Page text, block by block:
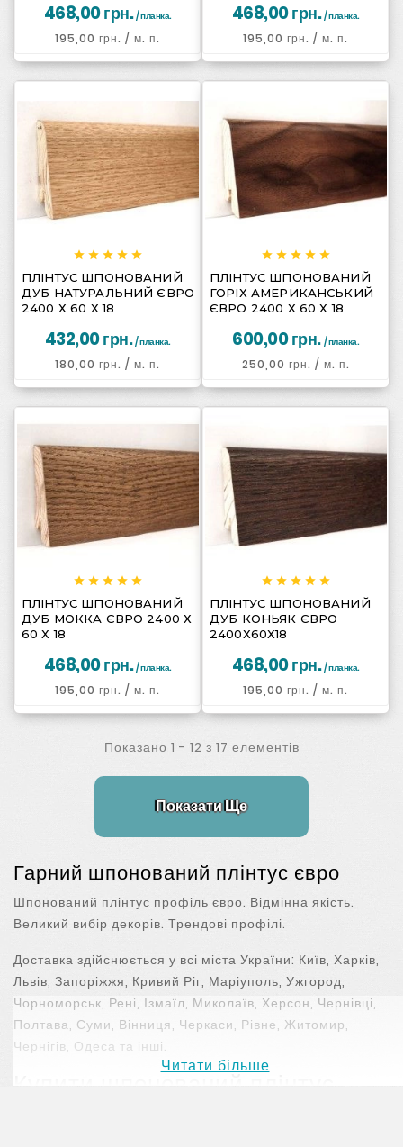
468,00 грн. / планка.
195,00 грн. / м. п.
468,00 грн. / планка.
195,00 грн. / м. п.
  
    
ПЛІНТУС ШПОНОВАНИЙ
ДУБ НАТУРАЛЬНИЙ ЄВРО
2400 Х 60 Х 18
432,00 грн. / планка.
180,00 грн. / м. п.
  
    
ПЛІНТУС ШПОНОВАНИЙ
ГОРІХ АМЕРИКАНСЬКИЙ
ЄВРО 2400 Х 60 Х 18
600,00 грн. / планка.
250,00 грн. / м. п.
  
    
ПЛІНТУС ШПОНОВАНИЙ
ДУБ МОККА ЄВРО 2400 Х
60 Х 18
468,00 грн. / планка.
195,00 грн. / м. п.
  
    
ПЛІНТУС ШПОНОВАНИЙ
ДУБ КОНЬЯК ЄВРО
2400Х60Х18
468,00 грн. / планка.
195,00 грн. / м. п.
Показано 1 - 12 з 17 елементів
Показати Ще
Гарний шпонований плінтус євро
Шпонований плінтус профіль євро. Відмінна якість.
Великий вибір декорів. Трендові профілі.
Доставка здійснюється у всі міста України: Київ, Харків,
Львів, Запоріжжя, Кривий Ріг, Маріуполь, Ужгород,
Чорноморськ, Рені, Ізмаїл, Миколаїв, Херсон, Чернівці,
Полтава, Суми, Вінниця, Черкаси, Рівне, Житомир,
Чернігів, Одеса та інші.
Читати більше